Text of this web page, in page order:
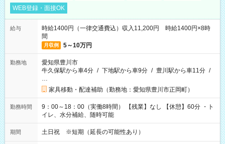
WEB登録・面接OK
給与
時給1400円（一律交通費込）収入11,200円 時給1400円×8時
間
月収例 5～10万円
勤務地
愛知県豊川市
牛久保駅から車4分 / 下地駅から車9分 / 豊川駅から車11分 /
…
家具移動・配達補助（勤務地：愛知県豊川市正岡町）
勤務時間
9：00～18：00（実働8時間） 【残業】なし 【休憩】60分 ・ト
イレ、水分補給、随時可能
期間 土日祝 ※短期（延長の可能性あり）